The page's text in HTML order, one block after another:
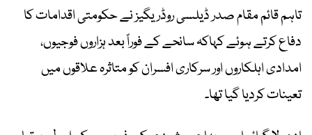
تاہم قائم مقام صدر ڈیلسی روڈریگیز نے حکومتی اقدامات کا
دفاع کرتے ہوئے کہاکہ سانحے کے فوراً بعد ہزاروں فوجیوں،
امدادی اہلکاروں اور سرکاری افسران کو متاثرہ علاقوں میں
تعینات کردیا گیا تھا۔